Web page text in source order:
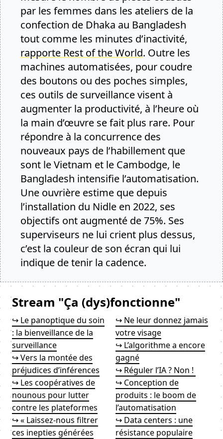
par les femmes dans les ateliers de la
confection de Dhaka au Bangladesh
tout comme les minutes d’inactivité,
rapporte Rest of the World. Outre les
machines automatisées, pour coudre
des boutons ou des poches simples,
ces outils de surveillance visent à
augmenter la productivité, à l’heure où
la main d’œuvre se fait plus rare. Pour
répondre à la concurrence des
nouveaux pays de l’habillement que
sont le Vietnam et le Cambodge, le
Bangladesh intensifie l’automatisation.
Une ouvrière estime que depuis
l’installation du Nidle en 2022, ses
objectifs ont augmenté de 75%. Ses
superviseurs ne lui crient plus dessus,
c’est la couleur de son écran qui lui
indique de tenir la cadence.
Stream "Ça (dys)fonctionne"
↪ Le panoptique du soin
: la bienveillance de la
surveillance
↪ Vers la montée des
préjudices d’inférences
↪ Les coopératives de
nounous pour lutter
contre les plateformes
↪ « Laissez-nous filtrer
ces inepties générées
↪ Ne leur donnez jamais
votre visage
↪ L’algorithme a encore
gagné
↪ Réguler l’IA ? Non !
↪ Conception de
produits : le boom de
l’automatisation
↪ Data centers : une
résistance populaire